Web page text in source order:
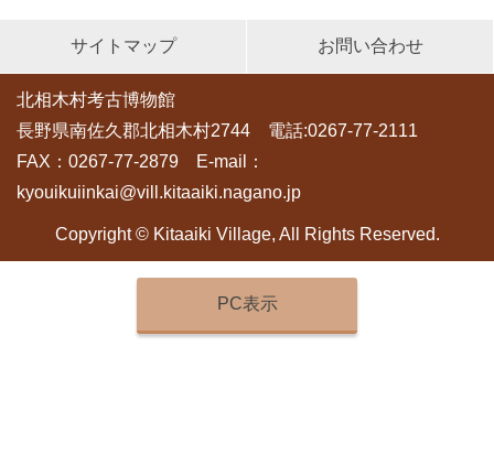
サイトマップ お問い合わせ
北相木村考古博物館
長野県南佐久郡北相木村2744 電話:0267-77-2111
FAX：0267-77-2879 E-mail：
kyouikuiinkai@vill.kitaaiki.nagano.jp
Copyright © Kitaaiki Village, All Rights Reserved.
PC表示